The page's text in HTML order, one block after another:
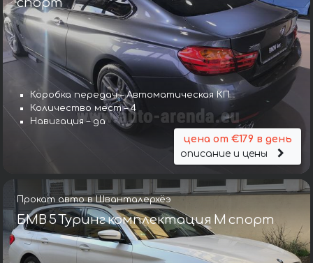
спорт
Коробка передач – Автоматическая КП
Количество мест – 4
Навигация – да
цена от €179 в день
описание и цены
Прокат авто в Шванталерхёэ
БМВ 5 Туринг комплектация М спорт